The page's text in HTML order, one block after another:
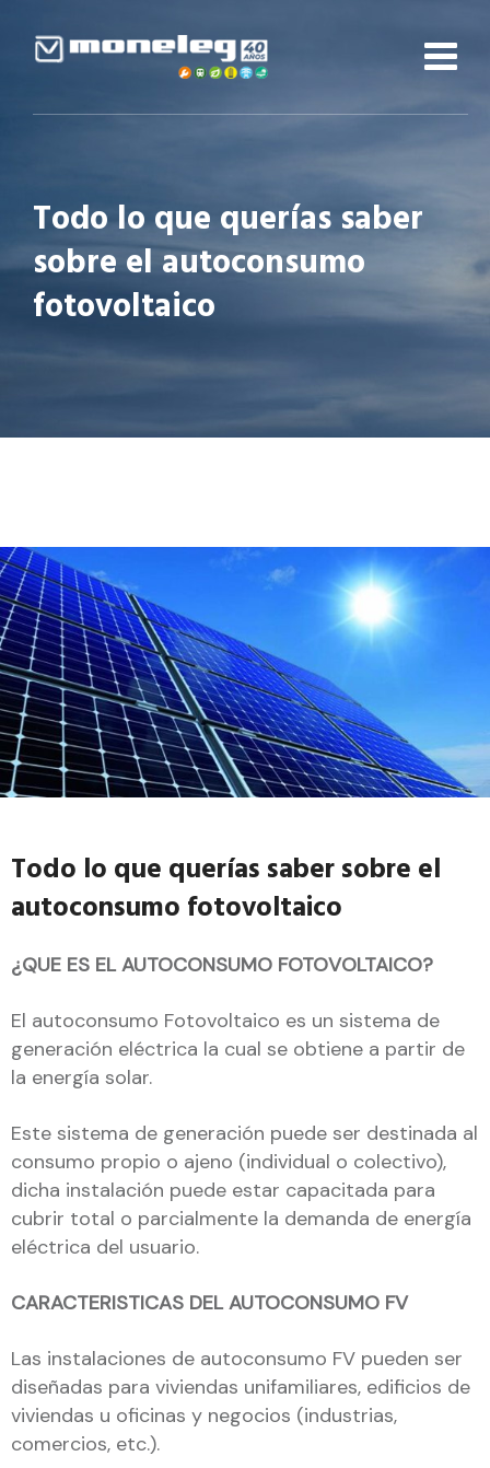
content
Todo lo que querías saber
sobre el autoconsumo
fotovoltaico
Todo lo que querías saber sobre el
autoconsumo fotovoltaico
¿QUE ES EL AUTOCONSUMO FOTOVOLTAICO?
El autoconsumo Fotovoltaico es un sistema de
generación eléctrica la cual se obtiene a partir de
la energía solar.
Este sistema de generación puede ser destinada al
consumo propio o ajeno (individual o colectivo),
dicha instalación puede estar capacitada para
cubrir total o parcialmente la demanda de energía
eléctrica del usuario.
CARACTERISTICAS DEL AUTOCONSUMO FV
Las instalaciones de autoconsumo FV pueden ser
diseñadas para viviendas unifamiliares, edificios de
viviendas u oficinas y negocios (industrias,
comercios, etc.).